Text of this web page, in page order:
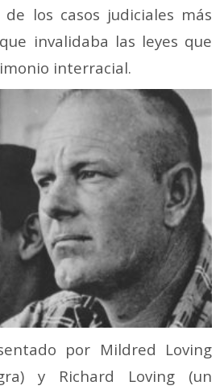
los casos judiciales más
invalidaba las leyes que
interracial.
por Mildred Loving
y Richard Loving (un